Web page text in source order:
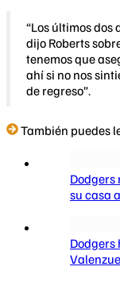
“Los últimos dos
dijo Roberts
tenemos que
ahí si no nos
de regreso”.
También puedes
Dodgers
su casa
Dodgers